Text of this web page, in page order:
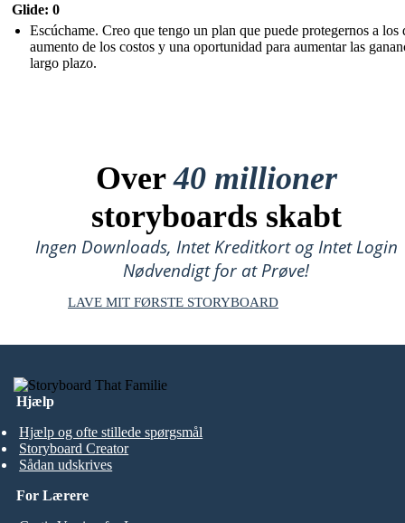
Glide: 0
Escúchame. Creo que tengo un plan que puede protegernos a los
aumento de los costos y una oportunidad para aumentar las
largo plazo.
Over40 millioner
storyboards skabt
Ingen Downloads, Intet Kreditkort og Intet Login
Nødvendigt for at Prøve!
LAVE MIT FØRSTE STORYBOARD
Hjælp
Hjælp og ofte stillede spørgsmål
Storyboard Creator
Sådan udskrives
For Lærere